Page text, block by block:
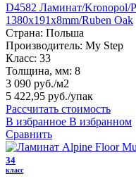
D4582 Ламинат/Kronopol/
1380х191х8mm/Ruben Oak
Страна: Польша
Производитель: My Step
Класс: 33
Толщина, мм: 8
3 090 руб./м2
5 422,95 руб./упак
Рассчитать стоимость
В избранное В избранном
Сравнить
34
класс